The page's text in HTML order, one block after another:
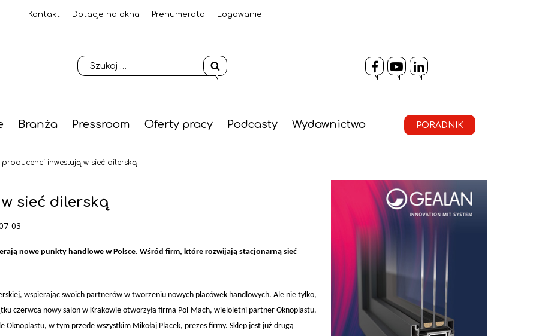
Kontakt Dotacje na okna Prenumerata Logowanie
Facebook
YouTube
LinkedIn
Branża Pressroom Oferty pracy Podcasty Wydawnictwo PORADNIK
producenci inwestują w sieć dilerską
sieć dilerską
03
nowe punkty handlowe w Polsce. Wśród firm, które rozwijają stacjonarną sieć
wspierając swoich partnerów w tworzeniu nowych placówek handlowych. Ale nie tylko,
czerwca nowy salon w Krakowie otworzyła firma Pol-Mach, wieloletni partner Oknoplastu.
w tym przede wszystkim Mikołaj Placek, prezes firmy. Sklep jest już drugą